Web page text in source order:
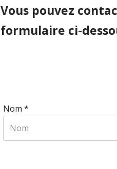
Vous pouvez
formulaire ci-
Nom *